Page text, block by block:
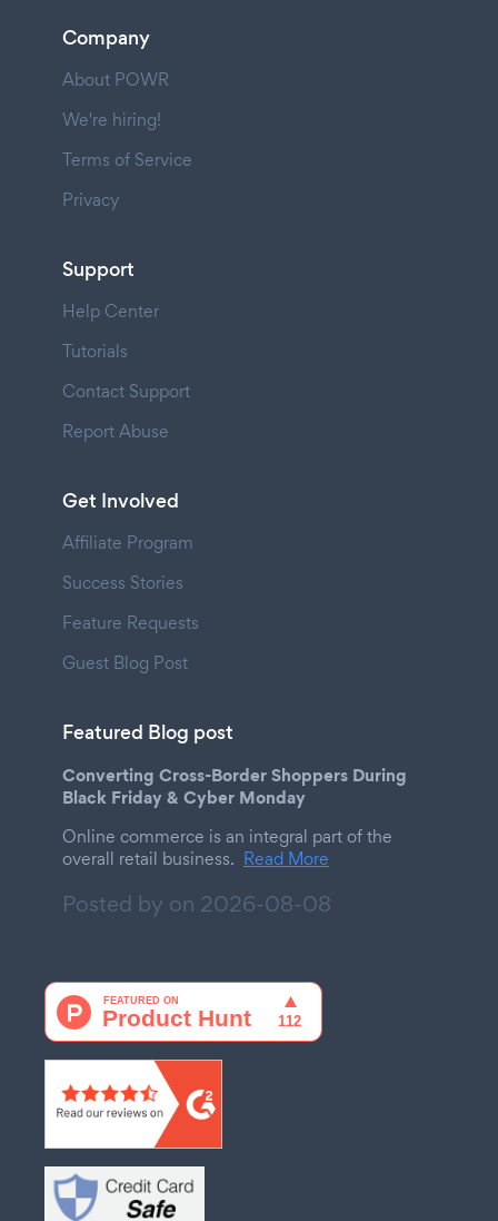
Company
About POWR
We're hiring!
Terms of Service
Privacy
Support
Help Center
Tutorials
Contact Support
Report Abuse
Get Involved
Affiliate Program
Success Stories
Feature Requests
Guest Blog Post
Featured Blog post
Converting Cross-Border Shoppers During
Black Friday & Cyber Monday
Online commerce is an integral part of the
overall retail business. Read More
Posted by on 2026-08-08